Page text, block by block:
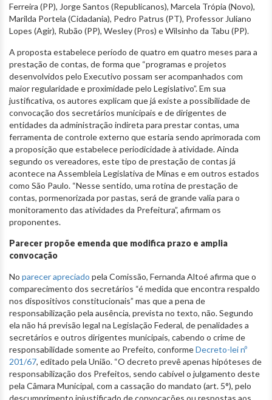
Ferreira (PP), Jorge Santos (Republicanos), Marcela Trópia (Novo),
Marilda Portela (Cidadania), Pedro Patrus (PT), Professor Juliano
Lopes (Agir), Rubão (PP), Wesley (Pros) e Wilsinho da Tabu (PP).
A proposta estabelece período de quatro em quatro meses para a
prestação de contas, de forma que “programas e projetos
desenvolvidos pelo Executivo possam ser acompanhados com
maior regularidade e proximidade pelo Legislativo”. Em sua
justificativa, os autores explicam que já existe a possibilidade de
convocação dos secretários municipais e de dirigentes de
entidades da administração indireta para prestar contas, uma
ferramenta de controle externo que estaria sendo aprimorada com
a proposição que estabelece periodicidade à atividade. Ainda
segundo os vereadores, este tipo de prestação de contas já
acontece na Assembleia Legislativa de Minas e em outros estados
como São Paulo. “Nesse sentido, uma rotina de prestação de
contas, pormenorizada por pastas, será de grande valia para o
monitoramento das atividades da Prefeitura”, afirmam os
proponentes.
Parecer propõe emenda que modifica prazo e amplia
convocação
No parecer apreciado pela Comissão, Fernanda Altoé afirma que o
comparecimento dos secretários “é medida que encontra respaldo
nos dispositivos constitucionais” mas que a pena de
responsabilização pela ausência, prevista no texto, não. Segundo
ela não há previsão legal na Legislação Federal, de penalidades a
secretários e outros dirigentes municipais, cabendo o crime de
responsabilidade somente ao Prefeito, conformeDecreto-lei nº
201/67, editado pela União. “O decreto prevê apenas hipóteses de
responsabilização dos Prefeitos, sendo cabível o julgamento deste
pela Câmara Municipal, com a cassação do mandato (art. 5°), pelo
descumprimento injustificado de convocações ou respostas aos